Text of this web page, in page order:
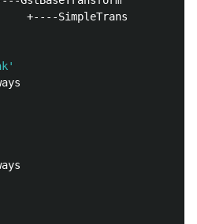
+----SimpleTrans